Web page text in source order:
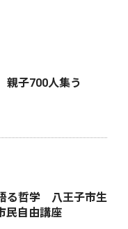
子700人集う
る哲学 八王子市生
民自由講座